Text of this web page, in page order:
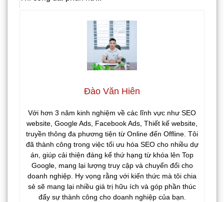
Đào Văn Hiên
Với hơn 3 năm kinh nghiệm về các lĩnh vực như SEO
website, Google Ads, Facebook Ads, Thiết kế website,
truyền thông đa phương tiện từ Online đến Offline. Tôi
đã thành công trong việc tối ưu hóa SEO cho nhiều dự
án, giúp cải thiện đáng kể thứ hạng từ khóa lên Top
Google, mang lại lượng truy cập và chuyển đổi cho
doanh nghiệp. Hy vọng rằng với kiến thức mà tôi chia
sẻ sẽ mang lại nhiều giá trị hữu ích và góp phần thúc
đẩy sự thành công cho doanh nghiệp của bạn.